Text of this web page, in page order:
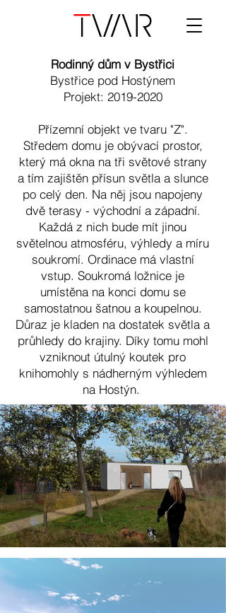
Rodinný dům v Bystřici
Bystřice pod Hostýnem
​​Projekt: 2019-2020
Přízemní objekt ve tvaru "Z".
Středem domu je obývací prostor,
který má okna na tři světové strany
a tím zajištěn přísun světla a slunce
po celý den. Na něj jsou napojeny
dvě terasy - východní a západní.
Každá z nich bude mít jinou
světelnou atmosféru, výhledy a míru
soukromí. Ordinace má vlastní
vstup. Soukromá ložnice je
umístěna na konci domu se
samostatnou šatnou a koupelnou.
Důraz je kladen na dostatek světla a
průhledy do krajiny. Díky tomu mohl
vzniknout útulný koutek pro
knihomohly s nádherným výhledem
na Hostýn.